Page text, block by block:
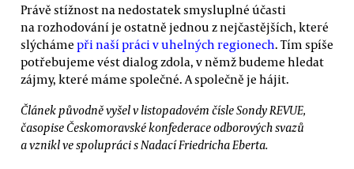
Právě stížnost na nedostatek smysluplné účasti
na rozhodování je ostatně jednou z nejčastějších, které
slýcháme při naší práci v uhelných regionech. Tím spíše
potřebujeme vést dialog zdola, v němž budeme hledat
zájmy, které máme společné. A společně je hájit.
Článek původně vyšel v listopadovém čísle Sondy REVUE,
časopise Českomoravské konfederace odborových svazů
a vznikl ve spolupráci s Nadací Friedricha Eberta.